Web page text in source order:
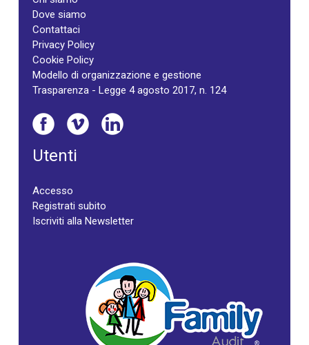
Dove siamo
Contattaci
Privacy Policy
Cookie Policy
Modello di organizzazione e gestione
Trasparenza - Legge 4 agosto 2017, n. 124
Utenti
Accesso
Registrati subito
Iscriviti alla Newsletter